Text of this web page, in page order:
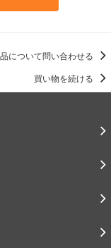
について問い合わせる
買い物を続ける